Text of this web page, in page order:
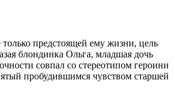
предстоящей ему жизни, цель
блондинка Ольга, младшая дочь
совпал со стереотипом героини
пробудившимся чувством старшей